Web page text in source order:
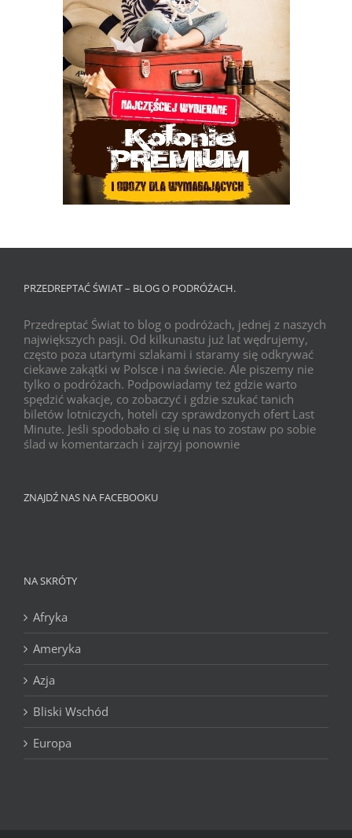
PRZEDREPTAĆ ŚWIAT – BLOG O PODRÓŻACH.
Przedreptać Świat to blog o podróżach, jednej z naszych
największych pasji. Od kilkunastu już lat wędrujemy,
często poza utartymi szlakami i staramy się odkrywać
ciekawe zakątki w Polsce i na świecie. Ale piszemy nie
tylko o podróżach. Podpowiadamy też gdzie warto
spędzić wakacje, co zobaczyć i gdzie szukać tanich
biletów lotniczych, hoteli czy sprawdzonych ofert Last
Minute. Jeśli spodobało ci się u nas to zostaw po sobie
ślad w komentarzach i zajrzyj ponownie
ZNAJDŹ NAS NA FACEBOOKU
NA SKRÓTY
Afryka
Ameryka
Azja
Bliski Wschód
Europa